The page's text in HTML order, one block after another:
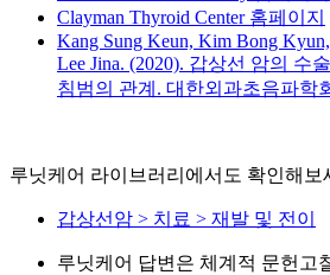
Clayman Thyroid Center 홈페이지
Kang Sung Keun, Kim Bong
Lee Jina. (2020). 갑상선 암의 수
침범의 관계. 대한외과초음파학
루닛케어 라이브러리에서도 확인해보
갑상선암 > 치료 > 재발 및 전이
루닛케어 답변은 체계적 문헌고